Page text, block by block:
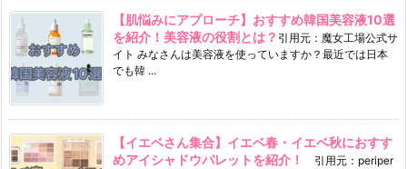
【肌悩みにアプローチ】おすすめ韓国美容液10選
を紹介！美容液の役割とは？ 引用元：魔女工場公式サ
イト みなさんは美容液を使っていますか？最近では日本
でも韓 ...
【イエベさん集合】イエベ春・イエベ秋におすす
めアイシャドウパレットを紹介！
引用元：periper